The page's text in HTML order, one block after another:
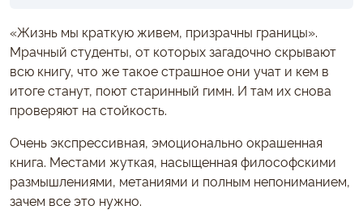
«Жизнь мы краткую живем, призрачны границы».
Мрачный студенты, от которых загадочно скрывают
всю книгу, что же такое страшное они учат и кем в
итоге станут, поют старинный гимн. И там их снова
проверяют на стойкость.
Очень экспрессивная, эмоционально окрашенная
книга. Местами жуткая, насыщенная философскими
размышлениями, метаниями и полным непониманием,
зачем все это нужно.